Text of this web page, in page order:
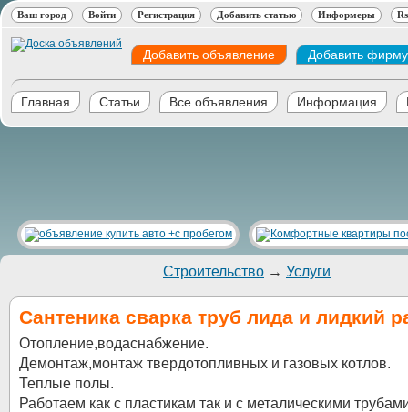
Ваш город Войти Регистрация Добавить статью Информеры
Добавить объявление Добавить фирму
Главная Статьи Все объявления Информация
Строительство → Услуги
Сантеника сварка труб лида и лидкий
Отопление,водаснабжение.
Демонтаж,монтаж твердотопливных и газовых котлов.
Теплые полы.
Работаем как с пластикам так и с металическими